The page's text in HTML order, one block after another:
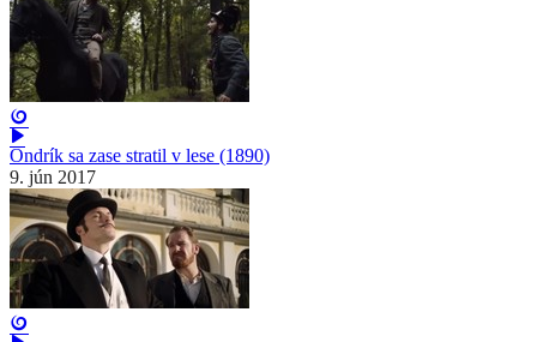
Ondrík sa zase stratil v lese (1890)
9. jún 2017